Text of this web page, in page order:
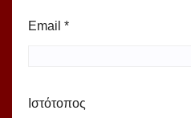
Email *
Ιστότοπος